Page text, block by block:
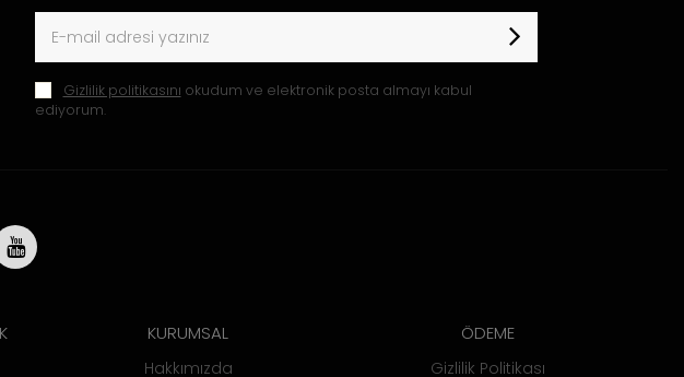
Gizlilik politikasını okudum ve elektronik posta almayı kabul
ediyorum.
KURUMSAL
Hakkımızda
ÖDEME
Gizlilik Politikası